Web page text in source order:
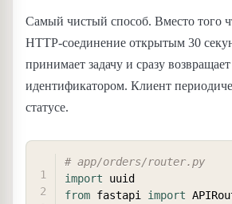
Самый чистый способ. Вместо того
HTTP-соединение открытым 30
принимает задачу и сразу
идентификатором. Клиент
статусе.
# app/orders/router.py
import
from fastapi import